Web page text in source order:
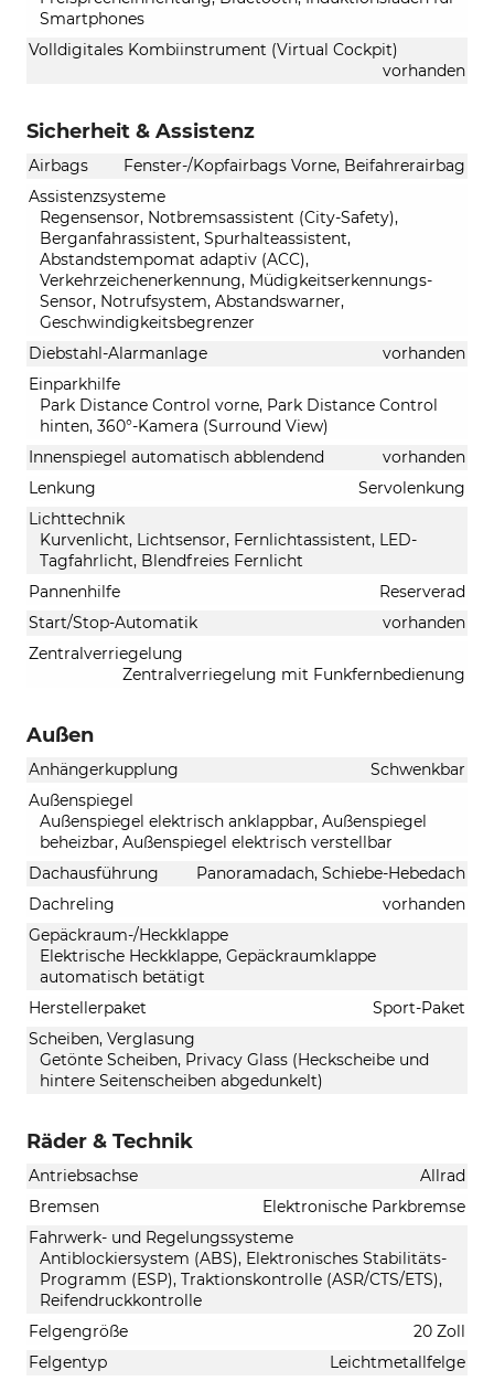
Smartphones
Volldigitales Kombiinstrument (Virtual Cockpit)
vorhanden
Sicherheit & Assistenz
Airbags
Fenster-/Kopfairbags Vorne, Beifahrerairbag
Assistenzsysteme
Regensensor, Notbremsassistent (City-Safety),
Berganfahrassistent, Spurhalteassistent,
Abstandstempomat adaptiv (ACC),
Verkehrzeichenerkennung, Müdigkeitserkennungs-
Sensor, Notrufsystem, Abstandswarner,
Geschwindigkeitsbegrenzer
Diebstahl-Alarmanlage
vorhanden
Einparkhilfe
Park Distance Control vorne, Park Distance Control
hinten, 360°-Kamera (Surround View)
Innenspiegel automatisch abblendend
vorhanden
Lenkung
Servolenkung
Lichttechnik
Kurvenlicht, Lichtsensor, Fernlichtassistent, LED-
Tagfahrlicht, Blendfreies Fernlicht
Pannenhilfe
Reserverad
Start/Stop-Automatik
vorhanden
Zentralverriegelung
Zentralverriegelung mit Funkfernbedienung
Außen
Anhängerkupplung
Schwenkbar
Außenspiegel
Außenspiegel elektrisch anklappbar, Außenspiegel
beheizbar, Außenspiegel elektrisch verstellbar
Dachausführung
Panoramadach, Schiebe-Hebedach
Dachreling
vorhanden
Gepäckraum-/Heckklappe
Elektrische Heckklappe, Gepäckraumklappe
automatisch betätigt
Herstellerpaket
Sport-Paket
Scheiben, Verglasung
Getönte Scheiben, Privacy Glass (Heckscheibe und
hintere Seitenscheiben abgedunkelt)
Räder & Technik
Antriebsachse
Allrad
Bremsen
Elektronische Parkbremse
Fahrwerk- und Regelungssysteme
Antiblockiersystem (ABS), Elektronisches Stabilitäts-
Programm (ESP), Traktionskontrolle (ASR/CTS/ETS),
Reifendruckkontrolle
Felgengröße
20 Zoll
Felgentyp
Leichtmetallfelge